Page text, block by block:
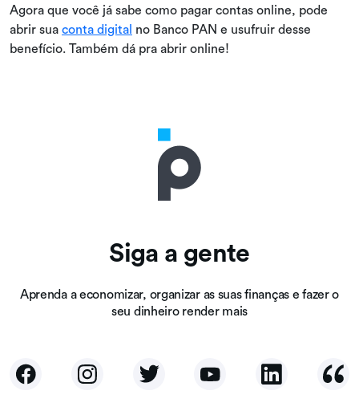
Agora que você já sabe como pagar contas online, pode
abrir sua conta digital no Banco PAN e usufruir desse
benefício. Também dá pra abrir online!
Siga a gente
Aprenda a economizar, organizar as suas finanças e fazer o
seu dinheiro render mais